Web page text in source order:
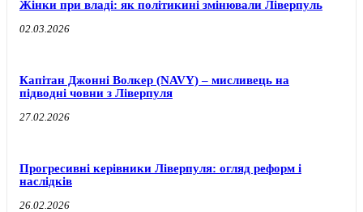
Жінки при владі: як політикині змінювали Ліверпуль
02.03.2026
Капітан Джонні Волкер (NAVY) – мисливець на
підводні човни з Ліверпуля
27.02.2026
Прогресивні керівники Ліверпуля: огляд реформ і
наслідків
26.02.2026